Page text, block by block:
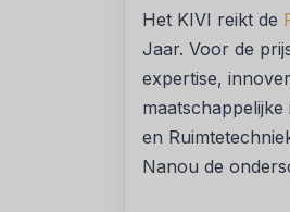
Het KIVI reikt de
Jaar. Voor de
expertise,
en
Nanou de